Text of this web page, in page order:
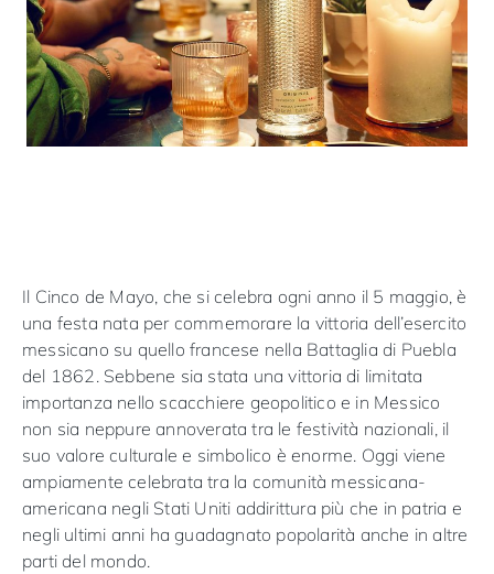
Il Cinco de Mayo, che si celebra ogni anno il 5 maggio, è
una festa nata per commemorare la vittoria dell’esercito
messicano su quello francese nella Battaglia di Puebla
del 1862. Sebbene sia stata una vittoria di limitata
importanza nello scacchiere geopolitico e in Messico
non sia neppure annoverata tra le festività nazionali, il
suo valore culturale e simbolico è enorme. Oggi viene
ampiamente celebrata tra la comunità messicana-
americana negli Stati Uniti addirittura più che in patria e
negli ultimi anni ha guadagnato popolarità anche in altre
parti del mondo.